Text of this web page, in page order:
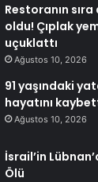
Restoranın
oldu! Çıplak
uçuklattı
Ağustos 10, 2026
91 yaşındaki
hayatını
Ağustos 10, 2026
İsrail’in
Ölü